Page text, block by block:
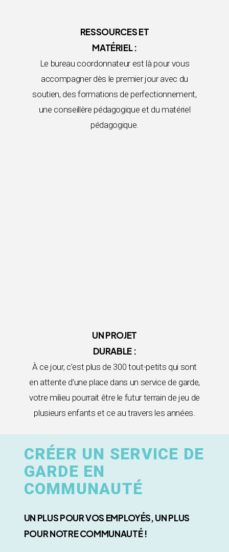
RESSOURCES ET
MATÉRIEL :
Le bureau coordonnateur est là pour vous
accompagner dès le premier jour avec du
soutien, des formations de perfectionnement,
une conseillère pédagogique et du matériel
pédagogique.
UN PROJET
DURABLE :
À ce jour, c’est plus de 300 tout-petits qui sont
en attente d’une place dans un service de garde,
votre milieu pourrait être le futur terrain de jeu de
plusieurs enfants et ce au travers les années.
CRÉER UN SERVICE DE
GARDE EN
COMMUNAUTÉ
UN PLUS POUR VOS EMPLOYÉS, UN PLUS
POUR NOTRE COMMUNAUTÉ !